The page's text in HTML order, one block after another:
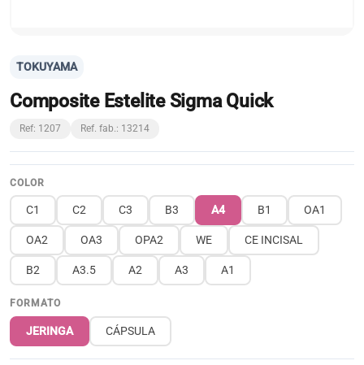
TOKUYAMA
Composite Estelite Sigma Quick
Ref: 1207 Ref. fab.: 13214
COLOR
C1 C2 C3 B3 A4 B1 OA1
OA2 OA3 OPA2 WE CE INCISAL
B2 A3.5 A2 A3 A1
FORMATO
JERINGA CÁPSULA